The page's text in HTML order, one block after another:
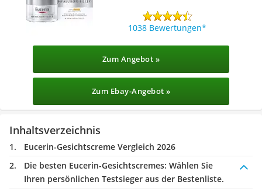
1038 Bewertungen
Zum Angebot »
Zum Ebay-Angebot »
Inhaltsverzeichnis
Eucerin-Gesichtscreme Vergleich 2026
Die besten Eucerin-Gesichtscremes: Wählen Sie
Ihren persönlichen Testsieger aus der Bestenliste.